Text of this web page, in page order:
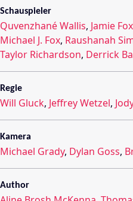
Schauspieler
Quvenzhané Wallis, Jamie
Michael J. Fox, Raushanah
Taylor Richardson, Derrick
Regie
Will Gluck, Jeffrey Wetzel,
Kamera
Michael Grady, Dylan Goss,
Author